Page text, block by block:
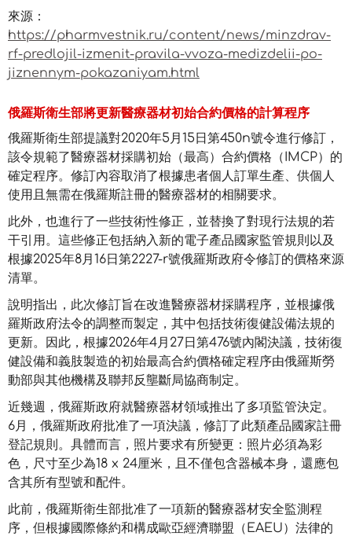
來源：
https://pharmvestnik.ru/content/news/minzdrav-
rf-predlojil-izmenit-pravila-vvoza-medizdelii-po-
jiznennym-pokazaniyam.html
俄羅斯衛生部將更新醫療器材初始合約價格的計算程序
俄羅斯衛生部提議對2020年5月15日第450n號令進行修訂，
該令規範了醫療器材採購初始（最高）合約價格（IMCP）的
確定程序。修訂內容取消了根據患者個人訂單生產、供個人
使用且無需在俄羅斯註冊的醫療器材的相關要求。
此外，也進行了一些技術性修正，並替換了對現行法規的若
干引用。這些修正包括納入新的電子產品國家監管規則以及
根據2025年8月16日第2227-r號俄羅斯政府令修訂的價格來源
清單。
說明指出，此次修訂旨在改進醫療器材採購程序，並根據俄
羅斯政府法令的調整而製定，其中包括技術復健設備法規的
更新。因此，根據2026年4月27日第476號內閣決議，技術復
健設備和義肢製造的初始最高合約價格確定程序由俄羅斯勞
動部與其他機構及聯邦反壟斷局協商制定。
近幾週，俄羅斯政府就醫療器材領域推出了多項監管決定。
6月，俄羅斯政府批准了一項決議，修訂了此類產品國家註冊
登記規則。具體而言，照片要求有所變更：照片必須為彩
色，尺寸至少為18 x 24厘米，且不僅包含器械本身，還應包
含其所有型號和配件。
此前，俄羅斯衛生部批准了一項新的醫療器材安全監測程
序，但根據國際條約和構成歐亞經濟聯盟（EAEU）法律的